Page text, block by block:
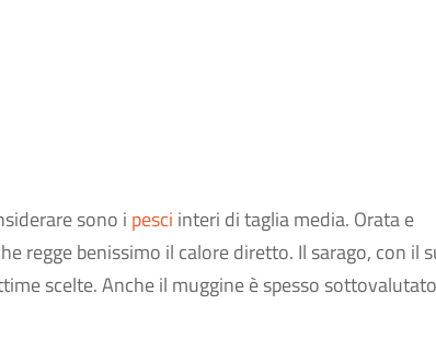
sono i pesci interi di taglia media. Orata e
regge benissimo il calore diretto. Il sarago, con il
scelte. Anche il muggine è spesso